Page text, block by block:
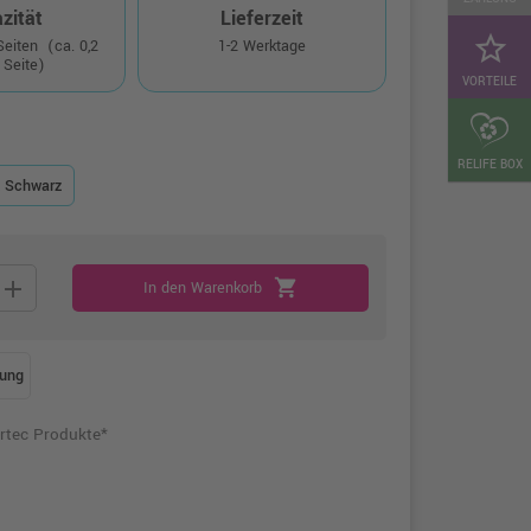
star_border
VORTEILE
RELIFE BOX
(ca. 0,2
Lieferzeit
1-2 Werktage
add In den Warenkorb shopping_cart
Produkte*